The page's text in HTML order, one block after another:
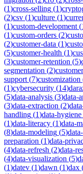
(1)cross-selling (1)
(2)csv (1)culture (1)
(1)custom-development (
(1)custom-orders (2)
(2)customer-data (1)
(5)customer-health (1)
(3)customer-retention (5)
segmentation (2)
support (7)customization
(1)cybersecurity (14)
(5)data-analysis (3)data-
(3)data-extraction (2)
handling (1)data-hygiene
(1)data-literacy (1)data-
(8)data-modeling (5)
preparation (1)data-
(4)data-refresh (2)data-
(4)data-visualization (5)
(1)datev (1)dawn (1)dax